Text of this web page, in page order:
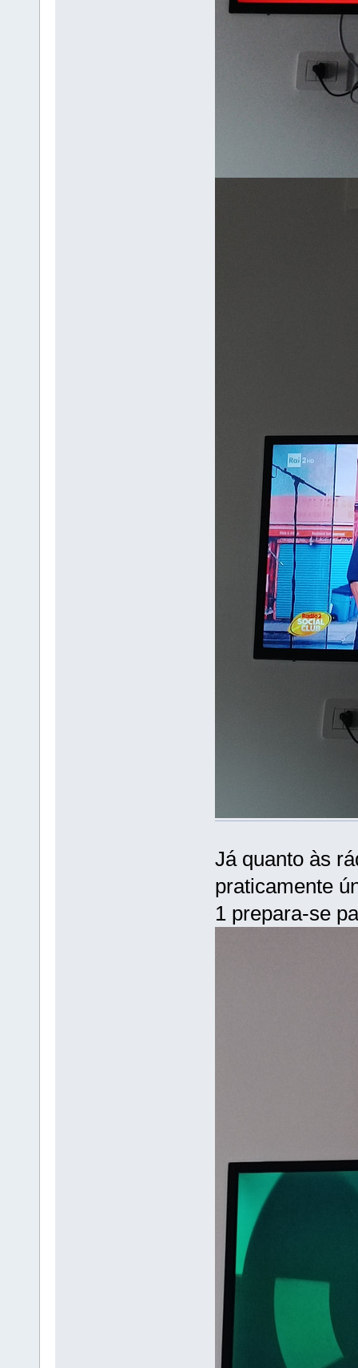
Já quanto às
praticamente
1 prepara-se